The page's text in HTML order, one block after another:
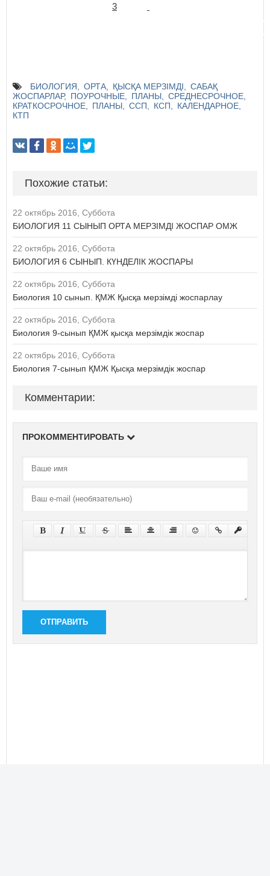
3
БИОЛОГИЯ ОРТА ҚЫСҚА МЕРЗІМДІ
САБАҚ
ЖОСПАРЛАР
ПОУРОЧНЫЕ ПЛАНЫ
СРЕДНЕСРОЧНОЕ
КРАТКОСРОЧНОЕ
ПЛАНЫ ССП КСП
КАЛЕНДАРНОЕ
КТП
Похожие статьи:
22 октябрь 2016, Суббота
БИОЛОГИЯ 11 СЫНЫП ОРТА МЕРЗІМДІ ЖОСПАР ОМЖ
22 октябрь 2016, Суббота
БИОЛОГИЯ 6 СЫНЫП. КҮНДЕЛІК ЖОСПАРЫ
22 октябрь 2016, Суббота
Биология 10 сынып. ҚМЖ Қысқа мерзімді жоспарлау
22 октябрь 2016, Суббота
Биология 9-сынып ҚМЖ қысқа мерзімдік жоспар
22 октябрь 2016, Суббота
Биология 7-сынып ҚМЖ Қысқа мерзімдік жоспар
Комментарии:
ПРОКОММЕНТИРОВАТЬ
ОТПРАВИТЬ